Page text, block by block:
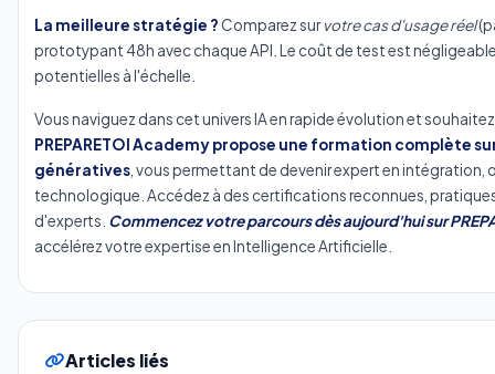
La meilleure stratégie ?Comparez survotre cas d'usage réel
prototypant 48h avec chaque API. Le coût de test est
potentielles à l'échelle.
Vous naviguez dans cet univers IA en rapide évolution et
PREPARETOI Academy propose une formation complète
génératives, vous permettant de devenir expert en intégration,
technologique. Accédez à des certifications reconnues,
d'experts. Commencez votre parcours dès aujourd'hui sur
accélérez votre expertise en Intelligence Artificielle.
Articles liés